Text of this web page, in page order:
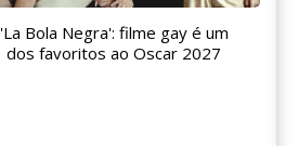
'La Bola Negra': filme gay é um
dos favoritos ao Oscar 2027